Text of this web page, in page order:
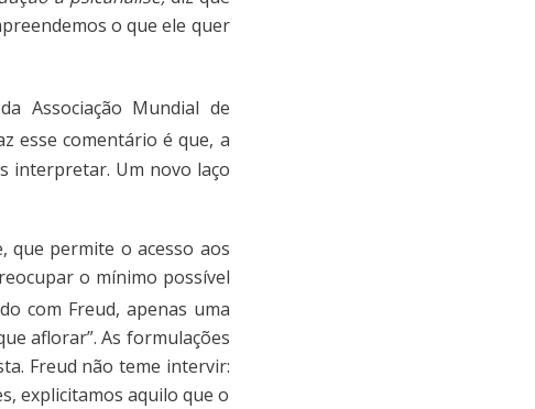
o que ele quer
Associação Mundial de
esse comentário é que, a
interpretar. Um novo laço
que permite o acesso aos
o mínimo possível
com Freud, apenas uma
aflorar”. As formulações
Freud não teme intervir:
explicitamos aquilo que o